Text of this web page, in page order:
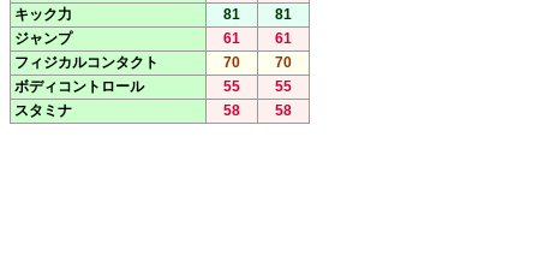
キック力
81
81
ジャンプ
61
61
フィジカルコンタクト
70
70
ボディコントロール
55
55
スタミナ
58 58